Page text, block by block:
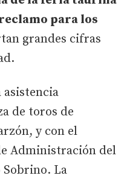
para los
grandes cifras
asistencia
de toros de
y con el
Administración del
La